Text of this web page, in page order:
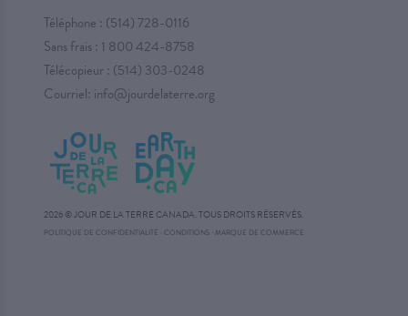
Téléphone : (514) 728-0116
Sans frais : 1 800 424-8758
Télécopieur : (514) 303-0248
Courriel: info@jourdelaterre.org
2026 © JOUR DE LA TERRE CANADA. TOUS DROITS RÉSERVÉS.
POLITIQUE DE CONFIDENTIALITÉ CONDITIONS·MARQUE DE COMMERCE